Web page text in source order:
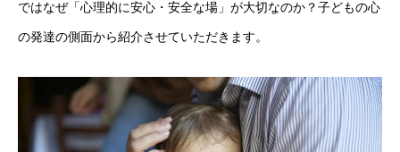
ではなぜ「心理的に安心・安全な場」が大切なのか？子どもの心
の発達の側面から紹介させていただきます。